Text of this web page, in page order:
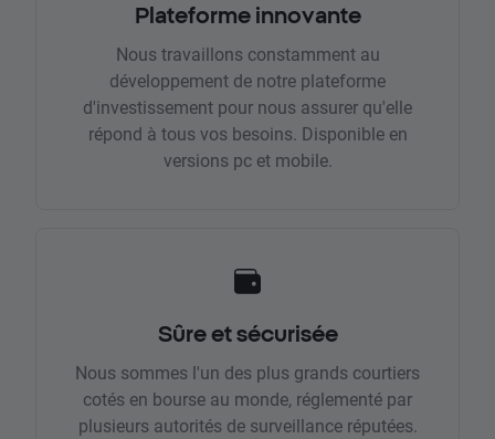
Plateforme innovante
Nous travaillons constamment au
développement de notre plateforme
d'investissement pour nous assurer qu'elle
répond à tous vos besoins. Disponible en
versions pc et mobile.
Sûre et sécurisée
Nous sommes l'un des plus grands courtiers
cotés en bourse au monde, réglementé par
plusieurs autorités de surveillance réputées.